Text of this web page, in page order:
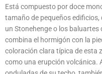
Está compuesto por doce
tamaño de pequeños
un Stonehenge o los
combina el hormigón con la
coloración clara típica de esta
como una erupción volcánica.